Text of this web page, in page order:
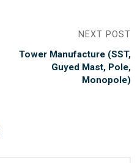
NEXT POST
Tower Manufacture (SST,
Guyed Mast, Pole,
Monopole)